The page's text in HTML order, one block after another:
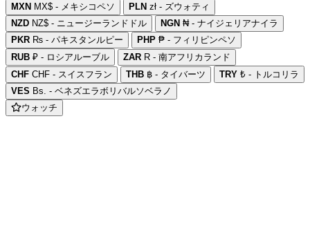
MXN MX$ - メキシコペソ PLN zł - ズウォティ
NZD NZ$ - ニュージーランドドル NGN ₦ - ナイジェリアナイラ
PKR ₨ - パキスタンルピー PHP ₱ - フィリピンペソ
RUB ₽ - ロシアルーブル ZAR R - 南アフリカランド
CHF CHF - スイスフラン THB ฿ - タイバーツ TRY ₺ - トルコリラ
VES Bs. - ベネズエラボリバルソベラノ
ウォッチ